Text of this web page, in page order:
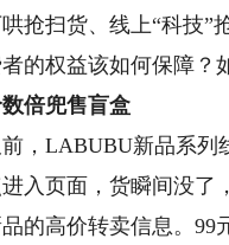
扫货、线上“科技”抢
的权益该如何保障？
兜售盲盒
LABUBU新品系列线
入页面，货瞬间没了
的高价转卖信息。99